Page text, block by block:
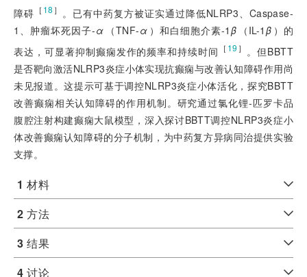
障碍 ［ 18 ］ 。已有中药复方被证实通过降低NLRP3、Caspase-
1、肿瘤坏死因子-α （TNF-α ）和白细胞介素-1 β （IL-1 β ）的
表达，可显著抑制癫痫发作的频率和持续时间 ［ 19 ］ 。但BBTT
是否靶向激活NLRP3炎症小体实现抗癫痫与改善认知障碍作用尚
未见报道。这提示可基于调控NLRP3炎症小体活化，探究BBTT
改善癫痫相关认知障碍的作用机制。研究通过氯化锂-匹罗卡品
腹腔注射构建癫痫大鼠模型，深入探讨BBTT调控NLRP3炎症小
体改善癫痫认知障碍的分子机制，为中药复方异病同治提供实验
支撑。
1材料
2方法
3结果
4讨论